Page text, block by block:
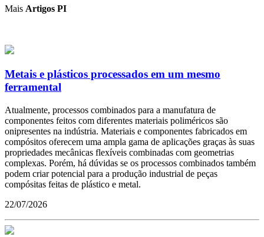
Mais Artigos PI
Metais e plásticos processados em um mesmo
ferramental
Atualmente, processos combinados para a manufatura de
componentes feitos com diferentes materiais poliméricos são
onipresentes na indústria. Materiais e componentes fabricados em
compósitos oferecem uma ampla gama de aplicações graças às suas
propriedades mecânicas flexíveis combinadas com geometrias
complexas. Porém, há dúvidas se os processos combinados também
podem criar potencial para a produção industrial de peças
compósitas feitas de plástico e metal.
22/07/2026